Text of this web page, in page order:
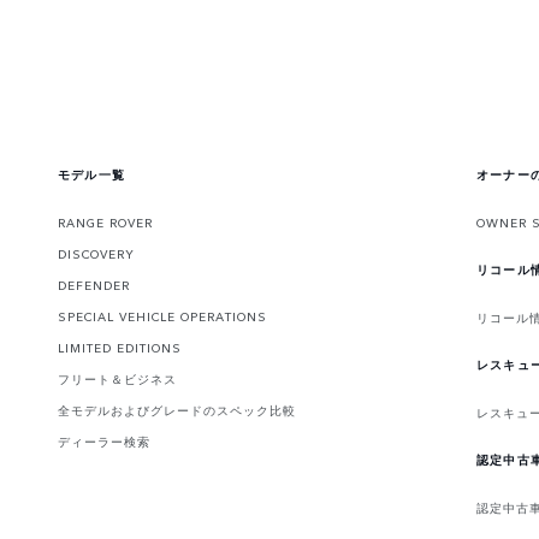
モデル一覧
RANGE ROVER
DISCOVERY
DEFENDER
SPECIAL VEHICLE OPERATIONS
LIMITED EDITIONS
フリート＆ビジネス
全モデルおよびグレードのスペック比較
ディーラー検索
オーナー
OWNER
リコール
リコール
レスキュ
レスキュ
認定中古
認定中古